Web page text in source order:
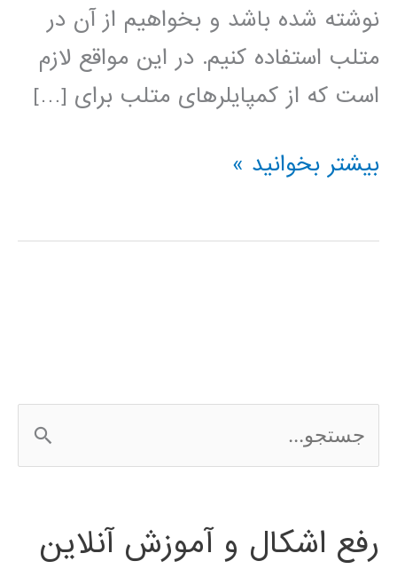
نوشته شده باشد و بخواهیم از آن در
متلب استفاده کنیم. در این مواقع لازم
است که از کمپایلرهای متلب برای […]
نصب
C
بیشتر بخوانید »
س
ج
رفع اشکال و آموزش آنلاین